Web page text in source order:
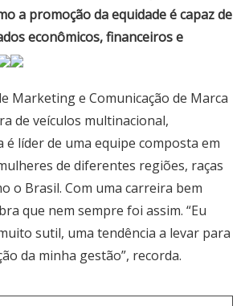
a promoção da equidade é capaz de
econômicos, financeiros e
Marketing e Comunicação de Marca
de veículos multinacional,
é líder de uma equipe composta em
de diferentes regiões, raças
o Brasil. Com uma carreira bem
que nem sempre foi assim. “Eu
sutil, uma tendência a levar para
da minha gestão”, recorda.